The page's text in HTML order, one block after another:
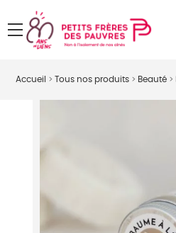
menu
Accueil > Tous nos produits> Beauté>